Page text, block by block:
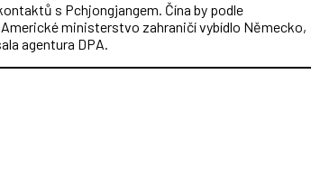
s Pchjongjangem. Čína by podle
ministerstvo zahraničí vybídlo Německo,
agentura DPA.